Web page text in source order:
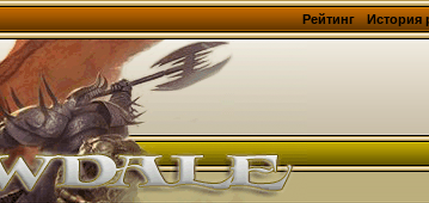
История
Рейтинг